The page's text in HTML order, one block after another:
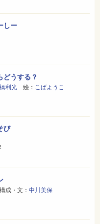
しー
どうする？
利光 絵： こばようこ
び
成・文： 中川美保